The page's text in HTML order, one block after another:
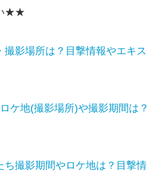
★★
撮影場所は？目撃情報やエキス
ケ地(撮影場所)や撮影期間は？
ち撮影期間やロケ地は？目撃情